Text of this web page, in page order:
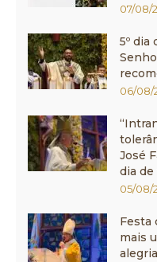
07/08/
5º dia
06/08/
José
dia
05/08/
Festa
mais
alegria